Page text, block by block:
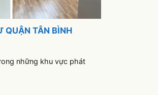
QUẬN TÂN BÌNH
những khu vực phát